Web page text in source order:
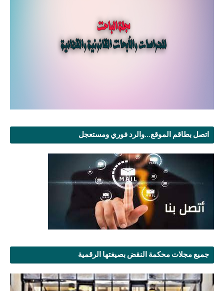
اتصل بطاقم الموقع...والرد فوري ومستعجل
جميع مجلات محكمة النقض بصيغتها الرقمية